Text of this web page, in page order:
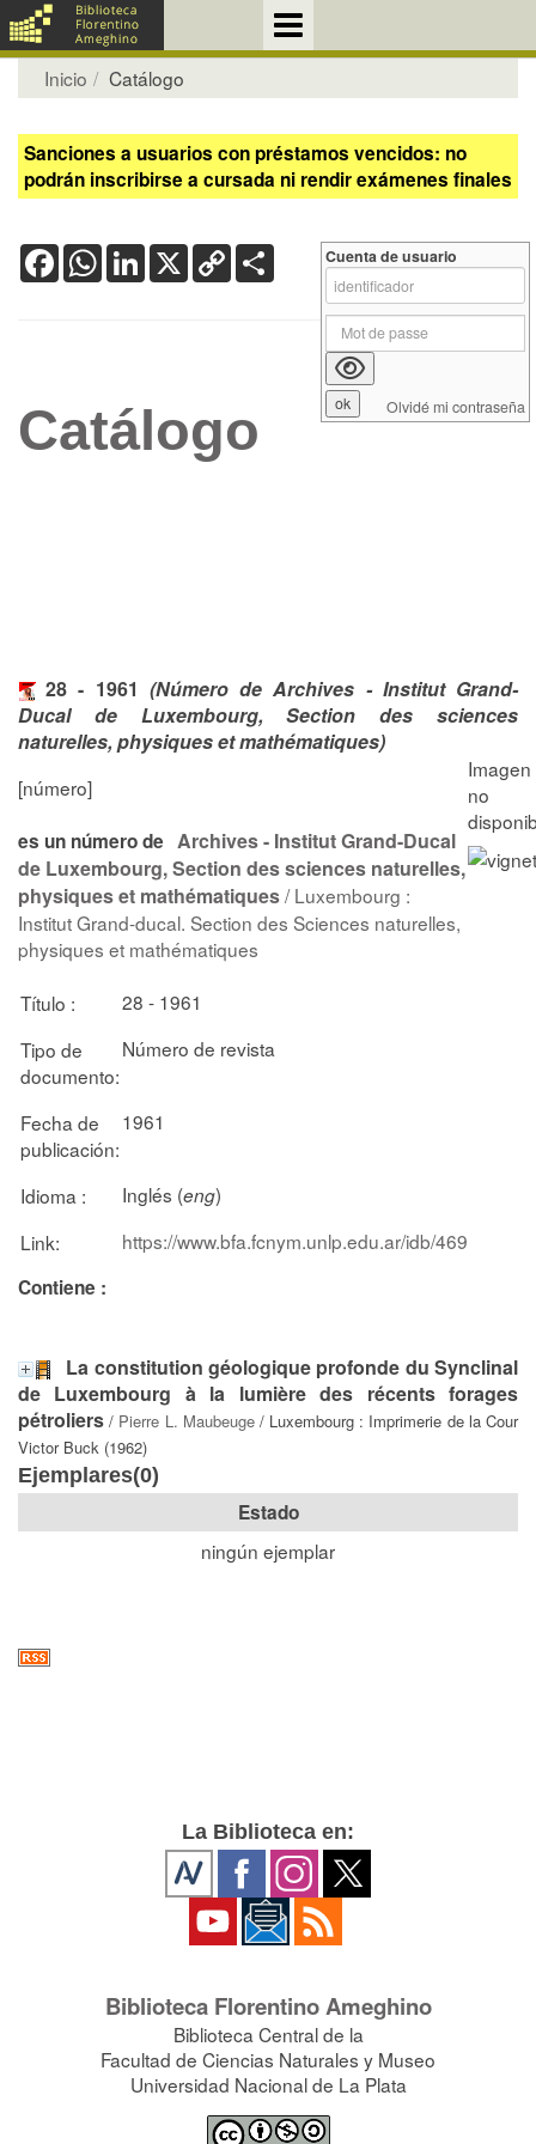
Inicio Catálogo
Sanciones a usuarios con préstamos vencidos: no
podrán inscribirse a cursada ni rendir exámenes finales
FacebookWhatsApp
LinkedIn
X Copy
Link
Catálogo
28 - 1961 (Número de Archives - Institut Grand-
Ducal de Luxembourg, Section des sciences
naturelles, physiques et mathématiques)
[número]
es un número de Archives - Institut Grand-Ducal
de Luxembourg, Section des sciences naturelles,
physiques et mathématiques/ Luxembourg :
Institut Grand-ducal. Section des Sciences naturelles,
physiques et mathématiques
Título :
28 - 1961
Tipo de
documento:
Número de revista
Fecha de
publicación:
1961
Idioma : Inglés (eng)
Link:
https://www.bfa.fcnym.unlp.edu.ar/idb/469
Contiene :
La constitution géologique profonde du Synclinal
de Luxembourg à la lumière des récents forages
pétroliers / Pierre L. Maubeuge/ Luxembourg : Imprimerie de la Cour
Victor Buck (1962)
Ejemplares(0)
Estado
ningún ejemplar
Cuenta de usuario
Olvidé mi contraseña
La Biblioteca en:
Biblioteca Florentino Ameghino
Biblioteca Central de la
Facultad de Ciencias Naturales y Museo
Universidad Nacional de La Plata